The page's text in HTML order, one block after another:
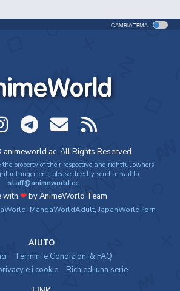
CAMBIA TEMA
All Rights Reserved
property of their respective and rightful owners.
infringement, please directly send a mail to
staff@animeworld.cc.
with ❤by AnimeWorld Team
, MangaWorldAdult, JapanWorldPorn
AIUTO
Termini e Condizioni & FAQ
e i cookie
Richiedi una serie